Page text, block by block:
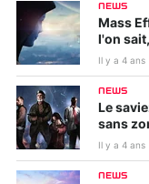
NEWS
Mass
l'on
Il y a 4 ans
NEWS
Le
sans
Il y a 4 ans
NEWS